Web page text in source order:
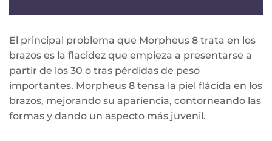
El principal problema que Morpheus 8 trata en los
brazos es la flacidez que empieza a presentarse a
partir de los 30 o tras pérdidas de peso
importantes. Morpheus 8 tensa la piel flácida en los
brazos, mejorando su apariencia, contorneando las
formas y dando un aspecto más juvenil.